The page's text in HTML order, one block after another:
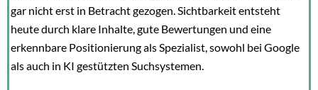
gar nicht erst in Betracht gezogen. Sichtbarkeit entsteht
heute durch klare Inhalte, gute Bewertungen und eine
erkennbare Positionierung als Spezialist, sowohl bei Google
als auch in KI gestützten Suchsystemen.